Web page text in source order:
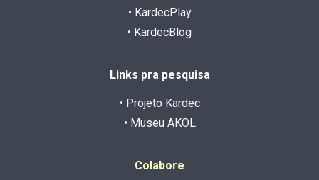
• KardecPlay
• KardecBlog
Links pra pesquisa
• Projeto Kardec
• Museu AKOL
Colabore